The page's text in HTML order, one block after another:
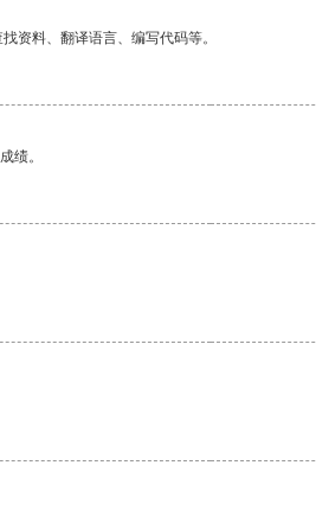
资料、翻译语言、编写代码等。
绩。